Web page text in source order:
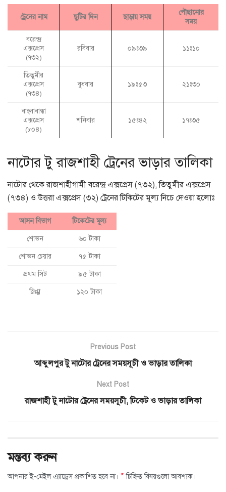
ট্রেনের নাম ছুটির দিন ছাড়ায় সময়
পৌছানোর
সময়
বরেন্দ্র
এক্সপ্রেস
(৭৩২)
রবিবার ০৯ঃ৩৯ ১১ঃ১০
তিতুমীর
এক্সপ্রেস
(৭৩৪)
বুধবার ১৯ঃ৫৩ ২১ঃ৩০
বাংলাবান্ধা
এক্সপ্রেস
(৮০৪)
শনিবার ১৫ঃ৪২ ১৭ঃ৩৫
নাটোর টু রাজশাহী ট্রেনের ভাড়ার তালিকা
নাটোর থেকে রাজশাহীগামী বরেন্দ্র এক্সপ্রেস (৭৩২), তিতুমীর এক্সপ্রেস
(৭৩৪) ও উত্তরা এক্সপ্রেস (৩২) ট্রেনের টিকিটের মূল্য নিচে দেওয়া হলোঃ
আসন বিভাগ টিকেটের মূল্য
শোভন ৬০ টাকা
শোভন চেয়ার ৭৫ টাকা
প্রথম সিট ৯৫ টাকা
স্নিগ্ধা ১২০ টাকা
Previous Post
আব্দুলপুর টু নাটোর ট্রেনের সময়সূচী ও ভাড়ার তালিকা
Next Post
রাজশাহী টু নাটোর ট্রেনের সময়সূচী, টিকেট ও ভাড়ার তালিকা
মন্তব্য করুন
আপনার ই-মেইল এ্যাড্রেস প্রকাশিত হবে না। * চিহ্নিত বিষয়গুলো আবশ্যক।